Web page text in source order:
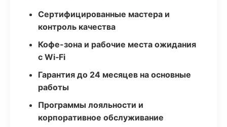
Сертифицированные мастера и
контроль качества
Кофе-зона и рабочие места ожидания
с Wi‑Fi
Гарантия до 24 месяцев на основные
работы
Программы лояльности и
корпоративное обслуживание